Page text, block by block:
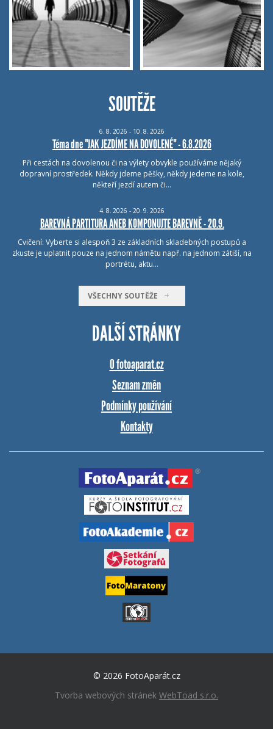
SOUTĚŽE
6. 8. 2026 - 10. 8. 2026
Téma dne "JAK JEZDÍME NA DOVOLENÉ" - 6.8.2026
Při cestách na dovolenou či na výlety obvykle používáme nějaký
dopravní prostředek. Někdy jdeme pěšky, někdy jedeme na kole,
někteří jezdí autem či…
4. 8. 2026 - 20. 9. 2026
BAREVNÁ PARTITURA ANEB KOMPONUJTE BAREVNĚ - 20.9.
Cvičení: Vyberte si alespoň 3 ze základních skladebných postupů a
zkuste je uplatnit pouze na jednom námětu např. na jednom zátiší, na
portrétu, aktu…
VŠECHNY SOUTĚŽE
DALŠÍ STRÁNKY
O fotoaparat.cz
Seznam změn
Podmínky používání
Kontakty
© 2026 FotoAparát.cz
Tvorba webových stránek WebToad s.r.o.